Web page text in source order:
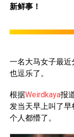
新鲜事！
一名大马女子最
也逗乐了。
根据Weirdkaya报
发当天早上叫了
个人都懵了。